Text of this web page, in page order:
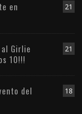
21
en
21
Girlie
10!!!
18
del